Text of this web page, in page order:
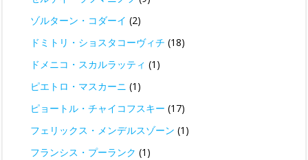
ゾルターン・コダーイ (2)
ドミトリ・ショスタコーヴィチ (18)
ドメニコ・スカルラッティ (1)
ピエトロ・マスカーニ (1)
ピョートル・チャイコフスキー (17)
フェリックス・メンデルスゾーン (1)
フランシス・プーランク (1)